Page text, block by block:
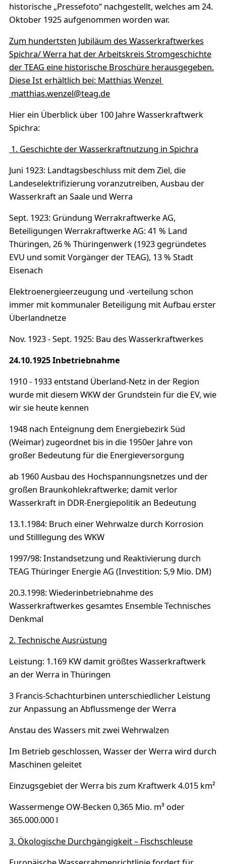
historische „Pressefoto“ nachgestellt, welches am 24.
Oktober 1925 aufgenommen worden war.
Zum hundertsten Jubiläum des Wasserkraftwerkes
Spichra/ Werra hat der Arbeitskreis Stromgeschichte
der TEAG eine historische Broschüre herausgegeben.
Diese Ist erhältlich bei: Matthias Wenzel
matthias.wenzel@teag.de
Hier ein Überblick über 100 Jahre Wasserkraftwerk
Spichra:
1. Geschichte der Wasserkraftnutzung in Spichra
Juni 1923: Landtagsbeschluss mit dem Ziel, die
Landeselektrifizierung voranzutreiben, Ausbau der
Wasserkraft an Saale und Werra
Sept. 1923: Gründung Werrakraftwerke AG,
Beteiligungen Werrakraftwerke AG: 41 % Land
Thüringen, 26 % Thüringenwerk (1923 gegründetes
EVU und somit Vorgänger der TEAG), 13 % Stadt
Eisenach
Elektroenergieerzeugung und -verteilung schon
immer mit kommunaler Beteiligung mit Aufbau erster
Überlandnetze
Nov. 1923 - Sept. 1925: Bau des Wasserkraftwerkes
24.10.1925 Inbetriebnahme
1910 - 1933 entstand Überland-Netz in der Region
wurde mit diesem WKW der Grundstein für die EV, wie
wir sie heute kennen
1948 nach Enteignung dem Energiebezirk Süd
(Weimar) zugeordnet bis in die 1950er Jahre von
großer Bedeutung für die Energieversorgung
ab 1960 Ausbau des Hochspannungsnetzes und der
großen Braunkohlekraftwerke; damit verlor
Wasserkraft in DDR-Energiepolitik an Bedeutung
13.1.1984: Bruch einer Wehrwalze durch Korrosion
und Stilllegung des WKW
1997/98: Instandsetzung und Reaktivierung durch
TEAG Thüringer Energie AG (Investition: 5,9 Mio. DM)
20.3.1998: Wiederinbetriebnahme des
Wasserkraftwerkes gesamtes Ensemble Technisches
Denkmal
2. Technische Ausrüstung
Leistung: 1.169 KW damit größtes Wasserkraftwerk
an der Werra in Thüringen
3 Francis-Schachturbinen unterschiedlicher Leistung
zur Anpassung an Abflussmenge der Werra
Anstau des Wassers mit zwei Wehrwalzen
Im Betrieb geschlossen, Wasser der Werra wird durch
Maschinen geleitet
Einzugsgebiet der Werra bis zum Kraftwerk 4.015 km²
Wassermenge OW-Becken 0,365 Mio. m³ oder
365.000.000 l
3. Ökologische Durchgängigkeit – Fischschleuse